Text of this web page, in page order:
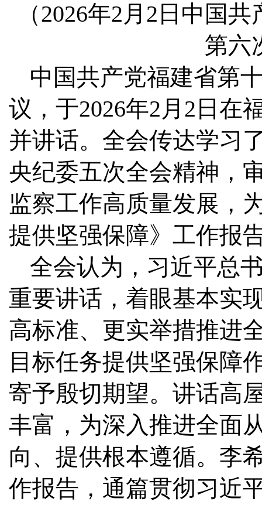
（2026年2月2日中国
第六
中国共产党福建省第
议，于2026年2月2日在
并讲话。全会传达学习
央纪委五次全会精神，
监察工作高质量发展，
提供坚强保障》工作报
全会认为，习近平总
重要讲话，着眼基本实
高标准、更实举措推进
目标任务提供坚强保障
寄予殷切期望。讲话高
丰富，为深入推进全面
向、提供根本遵循。李
作报告，通篇贯彻习近